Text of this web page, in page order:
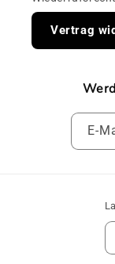
Vertrag
E-